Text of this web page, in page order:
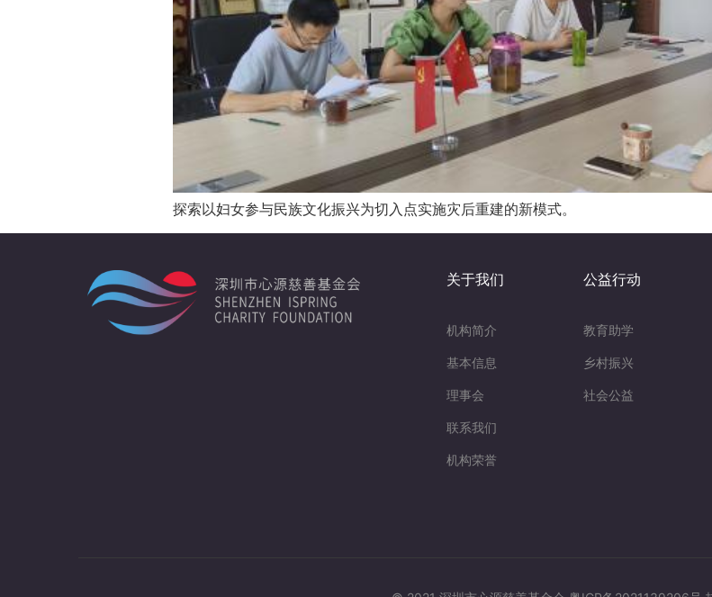
探索以妇女参与民族文化振兴为切入点实施灾后重建的新模式。
关于我们
机构简介
基本信息
理事会
联系我们
机构荣誉
公益行动
教育助学
乡村振兴
社会公益